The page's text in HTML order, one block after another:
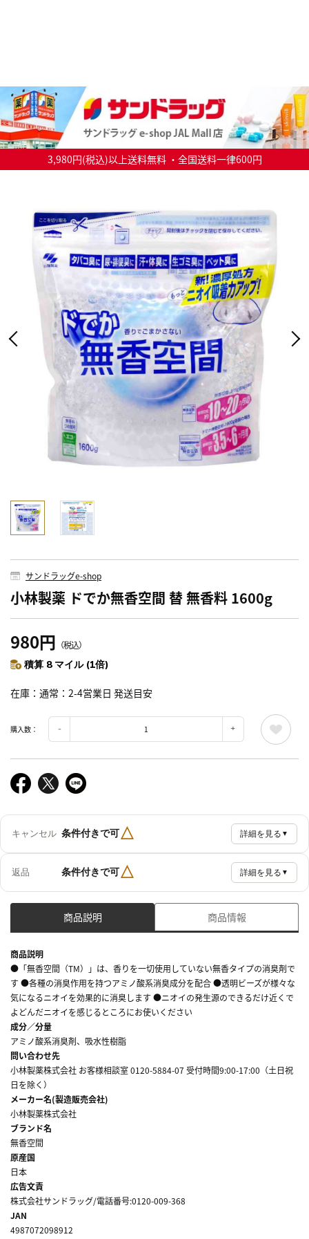
3,980円(税込)以上送料無料 ・全国送料一律600円
サンドラッグe-shop
小林製薬 ドでか無香空間 替 無香料 1600g
980円 （税込）
積算 8 マイル (1倍)
在庫 通常：2-4営業日 発送目安
購入数：
キャンセル 条件付きで可△ 詳細を見る ▼
返品 条件付きで可△ 詳細を見る ▼
商品説明 商品情報
商品説明
●「無香空間（TM）」は、香りを一切使用していない無香タイプの消臭剤で
す ●各種の消臭作用を持つアミノ酸系消臭成分を配合 ●透明ビーズが様々な
気になるニオイを効果的に消臭します ●ニオイの発生源のできるだけ近くで
よどんだニオイを感じるところにお使いください
成分／分量
アミノ酸系消臭剤、吸水性樹脂
問い合わせ先
小林製薬株式会社 お客様相談室 0120-5884-07 受付時間9:00-17:00（土日祝
日を除く）
メーカー名(製造販売会社)
小林製薬株式会社
ブランド名
無香空間
原産国
日本
広告文責
株式会社サンドラッグ/電話番号:0120-009-368
JAN
4987072098912